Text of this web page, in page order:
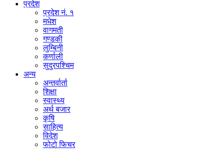
प्रदेश
प्रदेश नं. १
मधेश
वागमती
गण्डकी
लुम्बिनी
कर्णाली
सुदुरपश्चिम
अन्य
अन्तर्वार्ता
शिक्षा
स्वास्थ्य
अर्थ बजार
कृषि
साहित्य
विदेश
फोटो फिचर